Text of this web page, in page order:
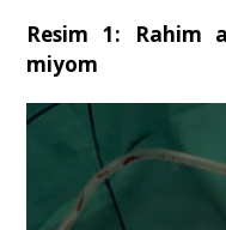
Resim 1: Rahim
miyom